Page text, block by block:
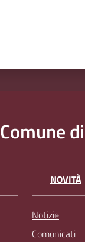
Comune
NOVITÀ
Notizie
Comunicati